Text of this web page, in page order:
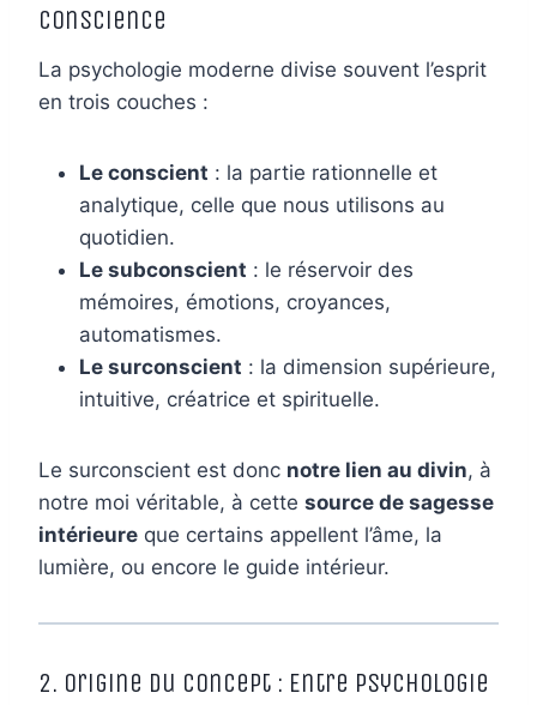
Conscience
La psychologie moderne divise souvent l’esprit
en trois couches :
Le conscient : la partie rationnelle et
analytique, celle que nous utilisons au
quotidien.
Le subconscient : le réservoir des
mémoires, émotions, croyances,
automatismes.
Le surconscient : la dimension supérieure,
intuitive, créatrice et spirituelle.
Le surconscient est donc notre lien au divin, à
notre moi véritable, à cette source de sagesse
intérieure que certains appellent l’âme, la
lumière, ou encore le guide intérieur.
2. Origine du Concept : Entre Psychologie